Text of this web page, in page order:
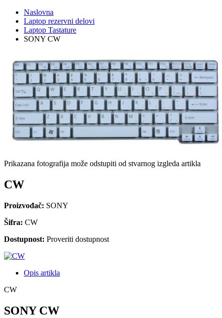
Naslovna
Laptop rezervni delovi
Laptop Tastature
SONY CW
Prikazana fotografija može odstupiti od stvarnog izgleda artikla
CW
Proizvođač: SONY
Šifra: CW
Dostupnost: Proveriti dostupnost
Opis artikla
CW
SONY CW